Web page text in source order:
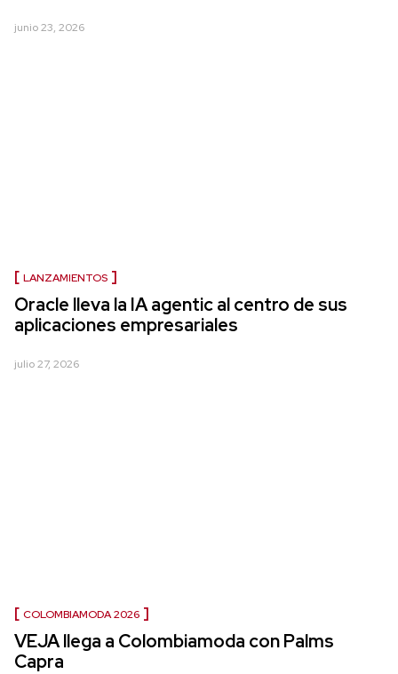
junio 23, 2026
LANZAMIENTOS
Oracle lleva la IA agentic al centro de sus
aplicaciones empresariales
julio 27, 2026
COLOMBIAMODA 2026
VEJA llega a Colombiamoda con Palms
Capra